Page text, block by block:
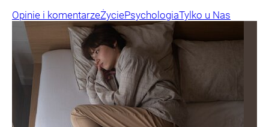
Opinie i komentarzeŻyciePsychologiaTylko u Nas